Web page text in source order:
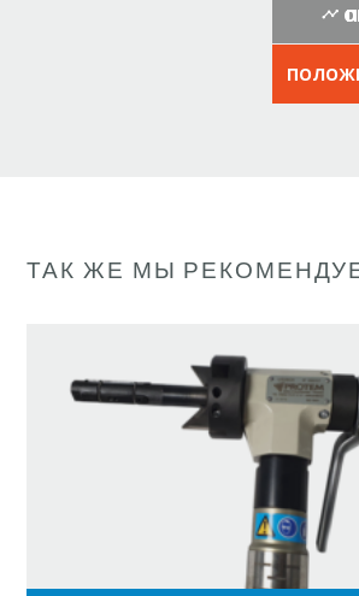
ТАК ЖЕ МЫ
ПРОСМОТР